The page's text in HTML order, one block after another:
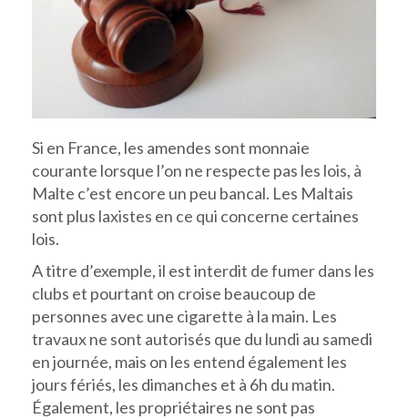
Si en France, les amendes sont monnaie
courante lorsque l’on ne respecte pas les lois, à
Malte c’est encore un peu bancal. Les Maltais
sont plus laxistes en ce qui concerne certaines
lois.
A titre d’exemple, il est interdit de fumer dans les
clubs et pourtant on croise beaucoup de
personnes avec une cigarette à la main. Les
travaux ne sont autorisés que du lundi au samedi
en journée, mais on les entend également les
jours fériés, les dimanches et à 6h du matin.
Également, les propriétaires ne sont pas